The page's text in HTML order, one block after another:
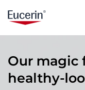
Our magic
healthy-